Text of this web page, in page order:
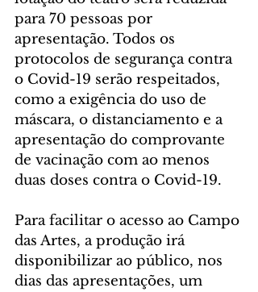
para 70 pessoas por
apresentação. Todos os
protocolos de segurança contra
o Covid-19 serão respeitados,
como a exigência do uso de
máscara, o distanciamento e a
apresentação do comprovante
de vacinação com ao menos
duas doses contra o Covid-19.
Para facilitar o acesso ao Campo
das Artes, a produção irá
disponibilizar ao público, nos
dias das apresentações, um